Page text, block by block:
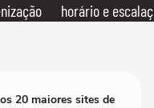
horário e
20 maiores sites de